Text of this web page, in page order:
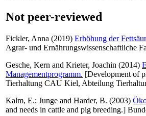
Not peer-reviewed
Fickler, Anna (2019) Erhöhung der
Agrar- und Ernährungswissenschaftliche
Gesche, Kern and Krieter, Joachin (2014)
Managementprogramm. [Development of
Tierhaltung CAU Kiel, Abteilung
Kalm, E.; Junge and Harder, B. (2003)
and needs in cattle and pig breeding.]